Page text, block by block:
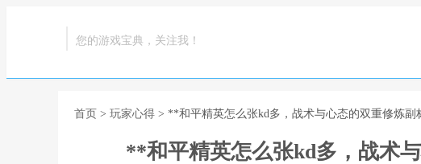
您的游戏宝典，关注我！
首页 > 玩家心得 > **和平精英怎么张kd多，战术与心态的双重修炼副
**和平精英怎么张kd多，战术